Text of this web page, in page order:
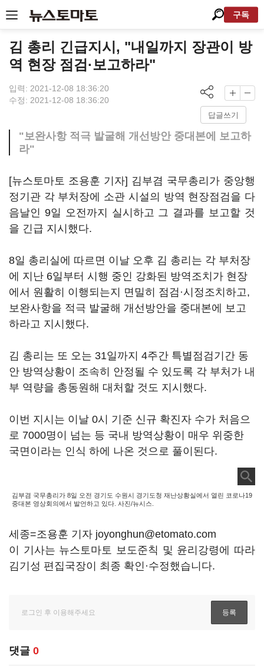
구독
김 총리 긴급지시, "내일까지 장관이 방
역 현장 점검·보고하라"
입력: 2021-12-08 18:36:20
수정: 2021-12-08 18:36:20
답글쓰기
"보완사항 적극 발굴해 개선방안 중대본에 보고하
라"
[뉴스토마토 조용훈 기자] 김부겸 국무총리가 중앙행
정기관 각 부처장에 소관 시설의 방역 현장점검을 다
음날인 9일 오전까지 실시하고 그 결과를 보고할 것
을 긴급 지시했다.
8일 총리실에 따르면 이날 오후 김 총리는 각 부처장
에 지난 6일부터 시행 중인 강화된 방역조치가 현장
에서 원활히 이행되는지 면밀히 점검·시정조치하고,
보완사항을 적극 발굴해 개선방안을 중대본에 보고
하라고 지시했다.
김 총리는 또 오는 31일까지 4주간 특별점검기간 동
안 방역상황이 조속히 안정될 수 있도록 각 부처가 내
부 역량을 총동원해 대처할 것도 지시했다.
이번 지시는 이날 0시 기준 신규 확진자 수가 처음으
로 7000명이 넘는 등 국내 방역상황이 매우 위중한
국면이라는 인식 하에 나온 것으로 풀이된다.
김부겸 국무총리가 8일 오전 경기도 수원시 경기도청 재난상황실에서 열린 코로나19
중대본 영상회의에서 발언하고 있다. 사진/뉴시스.
세종=조용훈 기자 joyonghun@etomato.com
이 기사는 뉴스토마토 보도준칙 및 윤리강령에 따라
김기성 편집국장이 최종 확인·수정했습니다.
댓글 0